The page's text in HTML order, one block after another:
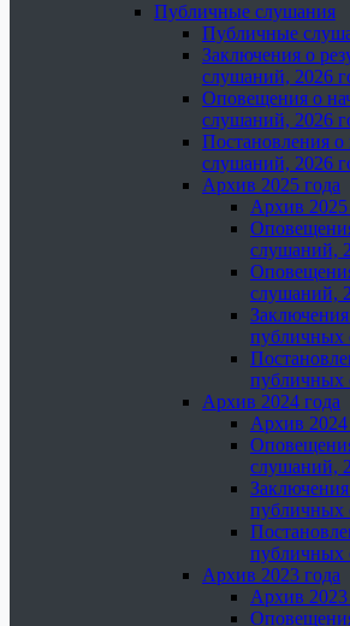
Публичные слушания
Публичные
Заключения о
слушаний, 2026
Оповещения о
слушаний, 2026
Постановления
слушаний, 2026
Архив 2025 года
Архив 2025
слушаний,
слушаний,
Заключения
публичных
публичных
Архив 2024 года
Архив 2024
слушаний,
Заключения
публичных
публичных
Архив 2023 года
Архив 2023